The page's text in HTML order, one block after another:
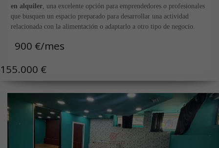
en alquiler , una excelente opción para emprendedores o profesionales
que busquen un espacio preparado para desarrollar una actividad
relacionada con la alimentación o adaptarlo a otro tipo de negocio.
El inmueble cuenta con aproximadamente
trabajo, cámara frigorífica de aproximadamente
Aunque actualmente el negocio no se encuentra en funcionamiento
el local se alquila con una parte importante del equipamiento existente,
lo que puede reducir considerablemente la inversión inicial para quien
desee poner en marcha una actividad. En caso de venta, existe la
900 €/mes
155.000 €